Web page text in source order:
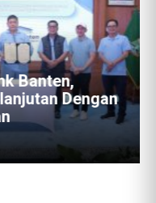
Dengan